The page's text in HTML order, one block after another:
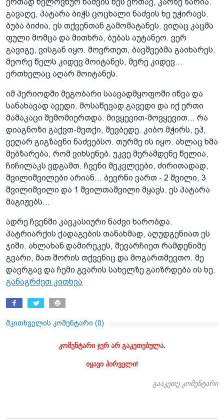
ერთად ხელოვნურ ნაძვის ხეს ვრთავ, კარზე ზარია.
გავაღე, პატარა ბიჭს ცოცხალი ნაძვის ხე უჭირავს.
ბუბა ბიძია, ეს თქვენთან გამომატანეს. ვიღაც კაცმა
ფული მომცა და მითხრა, ბუბას აუტანეო. ვერ
გავიგე, ვისგან იყო. მოვრთეთ, ბავშვებმა გაიხარეს.
მეორე წელს კიდევ მოიტანეს, მერე კიდევ...
ერთხელაც აღარ მოიტანეს.
იმ პერიოდში მეგობარი საავადმყოფოში იწვა და
სანახავად ავედი. მოსაწევად გავედი და იქ ერთი
მამაკაცი შემომიერთდა. მივყევით-მოვყევით... რა
დიაგნოზი გაქვთ-მეთქი, შევბედე. კიბო მჭირს, ეჰ,
ვეღარ გიგზავნი ნაძვებსო. თურმე ის იყო. ახლაც ხმა
მებზარება, რომ ვიხსენებ. უკვე მერამდენე წელია,
ჩიჩილაკს ვდგამთ. ჩვენი მეკვლეები, ძირითადად,
შვილიშვილები არიან... ბევრნი ვართ - 2 შვილი, 3
შვილიშვილი და 1 შვილთაშვილი მყავს. ეს პატარა
მაგიჟებს...
ადრე ჩვენში კავკასიური ნაძვი ხარობდა.
პატრიარქის ქადაგების თანახმად, აღუდგენიათ ეს
ჯიში. ახლახან დამირეკეს, შევარჩიეთ რამდენიმე
გვარი, მათ შორის თქვენიც და მოგართმევთო. მე
დავრგავ და ჩემი გვარის სახელზე გაიზრდება ის ხე.
განაგრძეთ კითხვა
მკითხველის კომენტარი (0)
კომენტარი ჯერ არ გაკეთებულა.
იყავი პირველი!
გააკეთე კომენტარი